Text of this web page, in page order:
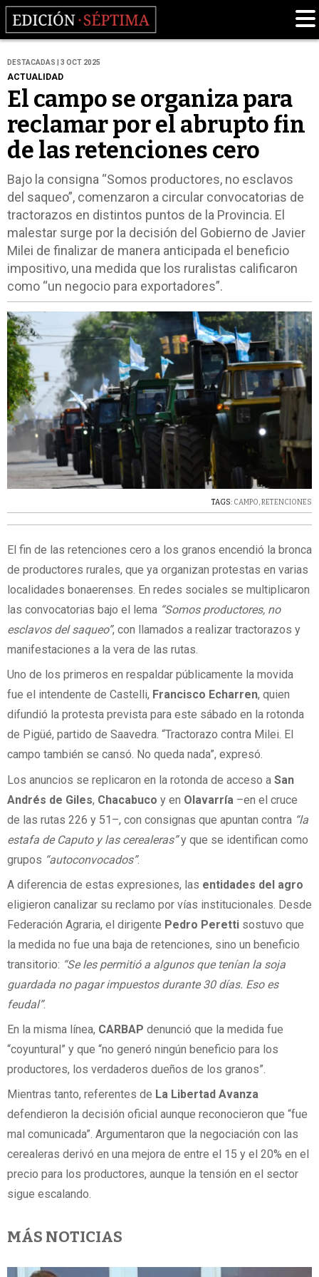
DESTACADAS | 3 OCT 2025
ACTUALIDAD
El campo se organiza para
reclamar por el abrupto fin
de las retenciones cero
Bajo la consigna “Somos productores, no esclavos
del saqueo”, comenzaron a circular convocatorias de
tractorazos en distintos puntos de la Provincia. El
malestar surge por la decisión del Gobierno de Javier
Milei de finalizar de manera anticipada el beneficio
impositivo, una medida que los ruralistas calificaron
como “un negocio para exportadores”.
TAGS: CAMPO,RETENCIONES
El fin de las retenciones cero a los granos encendió la bronca
de productores rurales, que ya organizan protestas en varias
localidades bonaerenses. En redes sociales se multiplicaron
las convocatorias bajo el lema “Somos productores, no
esclavos del saqueo”, con llamados a realizar tractorazos y
manifestaciones a la vera de las rutas.
Uno de los primeros en respaldar públicamente la movida
fue el intendente de Castelli, Francisco Echarren, quien
difundió la protesta prevista para este sábado en la rotonda
de Pigüé, partido de Saavedra. “Tractorazo contra Milei. El
campo también se cansó. No queda nada”, expresó.
Los anuncios se replicaron en la rotonda de acceso a San
Andrés de Giles, Chacabuco y en Olavarría –en el cruce
de las rutas 226 y 51–, con consignas que apuntan contra “la
estafa de Caputo y las cerealeras”y que se identifican como
grupos “autoconvocados”.
A diferencia de estas expresiones, las entidades del agro
eligieron canalizar su reclamo por vías institucionales. Desde
Federación Agraria, el dirigente Pedro Peretti sostuvo que
la medida no fue una baja de retenciones, sino un beneficio
transitorio: “Se les permitió a algunos que tenían la soja
guardada no pagar impuestos durante 30 días. Eso es
feudal”.
En la misma línea, CARBAP denunció que la medida fue
“coyuntural” y que “no generó ningún beneficio para los
productores, los verdaderos dueños de los granos”.
Mientras tanto, referentes de La Libertad Avanza
defendieron la decisión oficial aunque reconocieron que “fue
mal comunicada”. Argumentaron que la negociación con las
cerealeras derivó en una mejora de entre el 15 y el 20% en el
precio para los productores, aunque la tensión en el sector
sigue escalando.
MÁS NOTICIAS